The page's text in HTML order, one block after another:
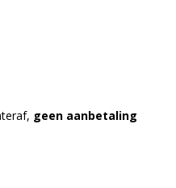
geen aanbetaling